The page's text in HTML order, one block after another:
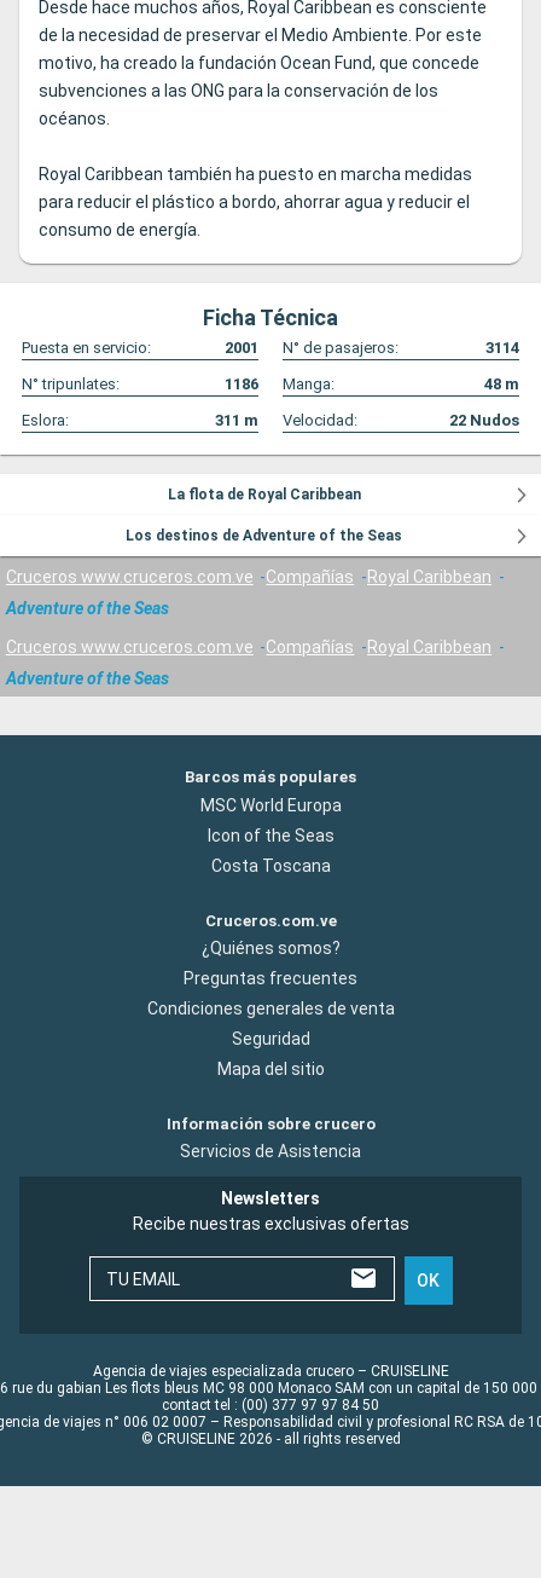
Desde hace muchos años, Royal Caribbean es consciente
de la necesidad de preservar el Medio Ambiente. Por este
motivo, ha creado la fundación Ocean Fund, que concede
subvenciones a las ONG para la conservación de los
océanos.
Royal Caribbean también ha puesto en marcha medidas
para reducir el plástico a bordo, ahorrar agua y reducir el
consumo de energía.
Ficha Técnica
Puesta en servicio: 2001 N° de pasajeros:
3114
N° tripunlates:
1186 Manga: 48 m
Eslora:
311 m Velocidad: 22 Nudos
La flota de Royal Caribbean
Los destinos de Adventure of the Seas
Cruceros www.cruceros.com.ve Compañías
Royal Caribbean
Adventure of the Seas
Cruceros www.cruceros.com.ve Compañías
Royal Caribbean
Adventure of the Seas
Barcos más populares
MSC World Europa
Icon of the Seas
Costa Toscana
Cruceros.com.ve
¿Quiénes somos?
Preguntas frecuentes
Condiciones generales de venta
Seguridad
Mapa del sitio
Información sobre crucero
Servicios de Asistencia
Newsletters
Recibe nuestras exclusivas ofertas
TU EMAIL OK
Agencia de viajes especializada crucero – CRUISELINE
rue du gabian Les flots bleus MC 98 000 Monaco SAM con un capital de 150 000
contact tel : (00) 377 97 97 84 50
de viajes n° 006 02 0007 – Responsabilidad civil y profesional RC RSA de
© CRUISELINE 2026 - all rights reserved